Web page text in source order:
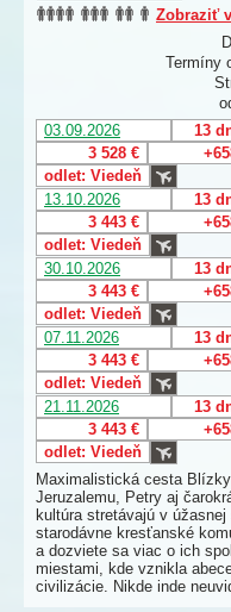
Zobraziť
Termíny
03.09.2026
13
3 528 €
odlet: Viedeň
13.10.2026
13
3 443 €
odlet: Viedeň
30.10.2026
13
3 443 €
odlet: Viedeň
07.11.2026
13
3 443 €
odlet: Viedeň
21.11.2026
13
3 443 €
odlet: Viedeň
Maximalistická cesta
Jeruzalemu, Petry aj
kultúra stretávajú v
starodávne kresťanské
a dozviete sa viac o ich
miestami, kde vznikla
civilizácie. Nikde inde